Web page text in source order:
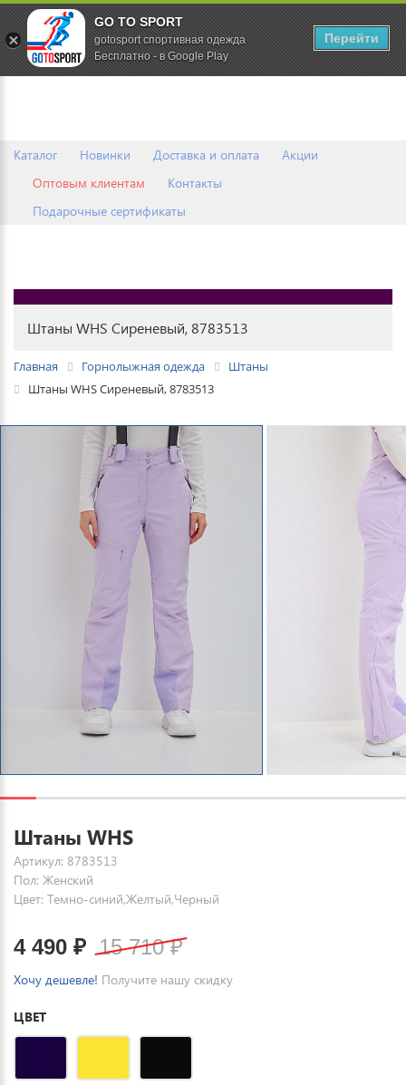
Каталог Новинки Доставка и оплата
Акции
Оптовым клиентам
Контакты
Подарочные сертификаты
0
Штаны WHS Сиреневый, 8783513
Главная Горнолыжная одежда
Штаны
Штаны WHS Сиреневый, 8783513
Штаны WHS
Артикул: 8783513
Пол: Женский
Цвет: Темно-синий,Желтый,Черный
4 490 ₽ 15 710₽
Хочу дешевле! Получите нашу скидку
ЦВЕТ
GO TO SPORT
gotosport спортивная одежда
Бесплатно - в Google Play
Перейти